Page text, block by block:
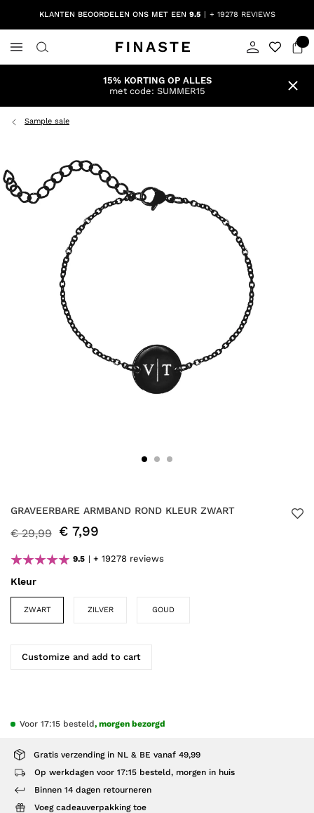
KLANTEN BEOORDELEN ONS MET EEN 9.5 + 19278 REVIEWS
15% KORTING OP ALLES
met code: SUMMER15
Sample sale
GRAVEERBARE ARMBAND ROND KLEUR ZWART
Kleur
ZWART ZILVER GOUD
9.5 + 19278 reviews
Gratis verzending in NL & BE vanaf 49,99
Op werkdagen voor 17:15 besteld, morgen in huis
Binnen 14 dagen retourneren
Voeg cadeauverpakking toe
€ 29,99 € 7,99
Customize and add to cart
Voor 17:15 besteld, morgen bezorgd